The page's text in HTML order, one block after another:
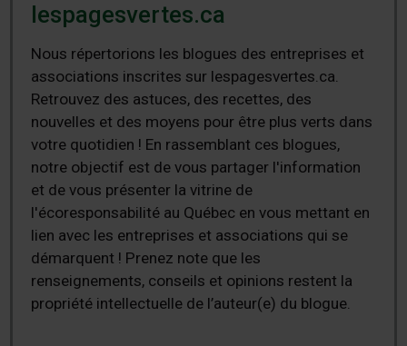
lespagesvertes.ca
Nous répertorions les blogues des entreprises et
associations inscrites sur lespagesvertes.ca.
Retrouvez des astuces, des recettes, des
nouvelles et des moyens pour être plus verts dans
votre quotidien ! En rassemblant ces blogues,
notre objectif est de vous partager l'information
et de vous présenter la vitrine de
l'écoresponsabilité au Québec en vous mettant en
lien avec les entreprises et associations qui se
démarquent ! Prenez note que les
renseignements, conseils et opinions restent la
propriété intellectuelle de l’auteur(e) du blogue.